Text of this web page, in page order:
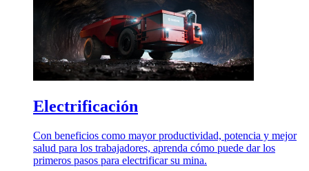
Electrificación
Con beneficios como mayor productividad, potencia y mejor
salud para los trabajadores, aprenda cómo puede dar los
primeros pasos para electrificar su mina.